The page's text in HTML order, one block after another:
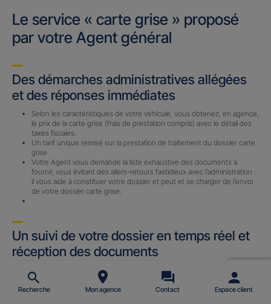
Le service « carte grise » proposé
par votre Agent général
Des démarches administratives allégées
et des réponses immédiates
Selon les caractéristiques de votre véhicule, vous obtenez, en agence,
le prix de la carte grise (frais de prestation compris) avec le détail des
taxes fiscales.
Un tarif unique remisé sur la prestation de traitement du dossier carte
grise
Votre Agent vous demande la liste exhaustive des documents à
fournir, vous évitant des allers-retours fastidieux avec l’administration :
il vous aide à constituer votre dossier et peut et se charger de l’envoi
de votre dossier carte grise.
Un suivi de votre dossier en temps réel et
réception des documents
Un Certificat Provisoire d’immatriculation (CPI) ou un Accusé
d’Enregistrement de Changement de Titulaire (AECT) vous est
envoyé par email (sous 24 h) avec le n° d’immatriculation définitif une
Recherche Mon agence Contact Espace client